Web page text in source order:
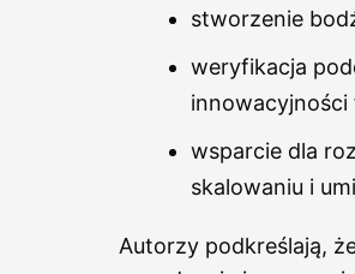
stworzenie
weryfikacja
innowacyjności
wsparcie dla
skalowaniu i
Autorzy podkreślają,